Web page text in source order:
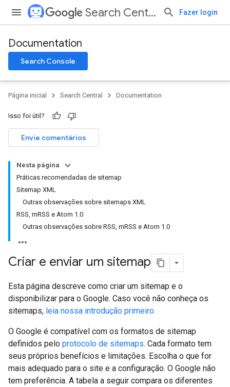
Search Central Fazer login
Documentation
Search Console
Página inicial Search Central Documentation
Isso foi útil?
Envie comentários
Nesta página
Práticas recomendadas de sitemap
Sitemap XML
Outras observações sobre sitemaps XML
RSS, mRSS e Atom 1.0
Outras observações sobre RSS, mRSS e Atom 1.0
Criar e enviar um sitemap
Esta página descreve como criar um sitemap e o
disponibilizar para o Google. Caso você não conheça os
sitemaps, leia nossa introdução primeiro.
O Google é compatível com os formatos de sitemap
definidos pelo protocolo de sitemaps. Cada formato tem
seus próprios benefícios e limitações. Escolha o que for
mais adequado para o site e a configuração. O Google não
tem preferência. A tabela a seguir compara os diferentes